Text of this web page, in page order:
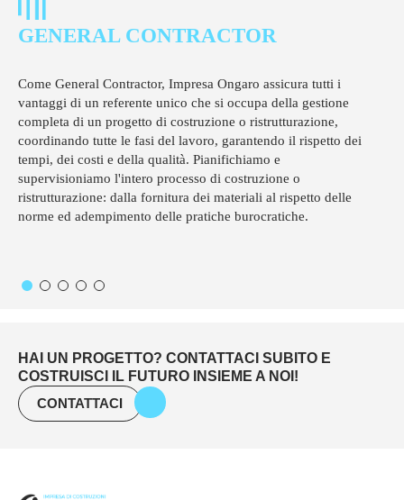
GENERAL CONTRACTOR
Come General Contractor, Impresa Ongaro assicura tutti i
vantaggi di un referente unico che si occupa della gestione
completa di un progetto di costruzione o ristrutturazione,
coordinando tutte le fasi del lavoro, garantendo il rispetto dei
tempi, dei costi e della qualità. Pianifichiamo e
supervisioniamo l'intero processo di costruzione o
ristrutturazione: dalla fornitura dei materiali al rispetto delle
norme ed adempimento delle pratiche burocratiche.
HAI UN PROGETTO? CONTATTACI SUBITO E
COSTRUISCI IL FUTURO INSIEME A NOI!
CONTATTACI